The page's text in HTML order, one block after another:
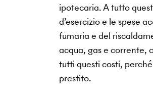
ipotecaria. A tutto
d’esercizio e le spese
fumaria e del
acqua, gas e corrente,
tutti questi costi,
prestito.